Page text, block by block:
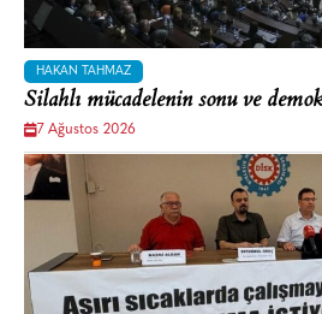
HAKAN TAHMAZ
Silahlı mücadelenin sonu ve
7 Ağustos 2026